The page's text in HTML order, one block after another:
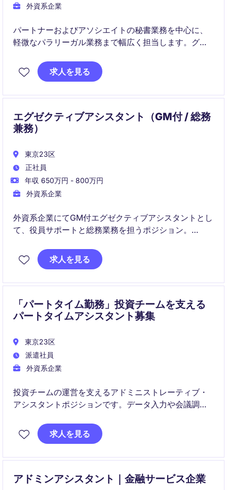
外資系企業
パートナーおよびアソシエイトの秘書業務を中心に、
軽微なパラリーガル業務まで幅広く担当します。グロ
料作成までスピード感のある環境で活躍いただけま
す。
求人を見る
エグゼクティブアシスタント（GM付 / 総務
兼務）
東京23区
正社員
年収 650万円 - 800万円
外資系企業
外資系企業にてGM付エグゼクティブアシスタントとし
て、役員サポートと総務業務を担うポジション。
約40〜50%はGMおよび経営層のサポート、残りは総
務・General Affairs領域を担当するハイブリッドな役
求人を見る
「パートタイム勤務」投資チームを支える
パートタイムアシスタント募集
東京23区
派遣社員
外資系企業
投資チームの運営を支えるアドミニストレーティブ・
アシスタントポジションです。データ入力や会議調整
を積むことができます。
求人を見る
アドミンアシスタント｜金融サービス企業